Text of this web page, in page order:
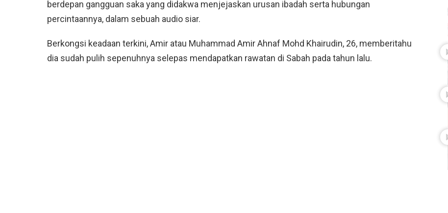
berdepan gangguan saka yang didakwa menjejaskan urusan ibadah serta hubungan
percintaannya, dalam sebuah audio siar.
Berkongsi keadaan terkini, Amir atau Muhammad Amir Ahnaf Mohd Khairudin, 26, memberitahu
dia sudah pulih sepenuhnya selepas mendapatkan rawatan di Sabah pada tahun lalu.